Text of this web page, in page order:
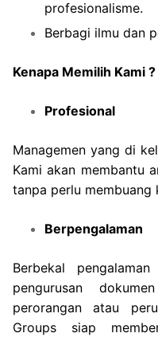
profesionalisme.
Berbagi ilmu dan
Kenapa Memilih Kami ?
Profesional
Managemen yang di
Kami akan membantu
tanpa perlu membuang
Berpengalaman
Berbekal
pengurusan
perorangan atau
Groups siap